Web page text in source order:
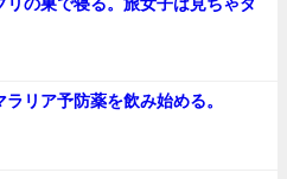
リア予防薬を飲み始める。